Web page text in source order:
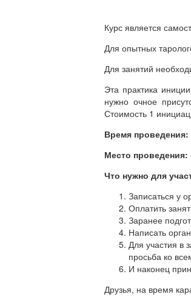
Курс является
Для опытных
Для занятий
Эта практика
нужно очное
Стоимость 1
Время проведения:
Место проведения:
Что нужно для
Записаться у
Оплатить
Заранее
Написать
Для участия в
просьба ко
И наконец
Друзья, на время